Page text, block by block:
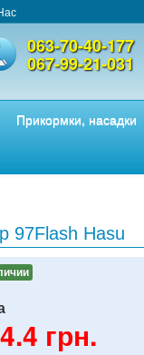
063-70-40-177
067-99-21-031
Прикормки, насадки
97Flash Hasu
грн.